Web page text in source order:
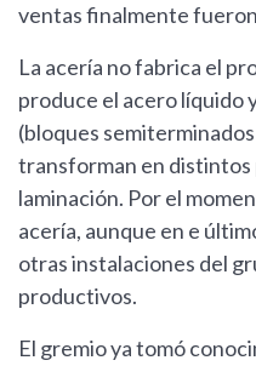
ventas finalmente
La acería no fabrica el
produce el acero líquido
(bloques
transforman en
laminación. Por el
acería, aunque en e
otras instalaciones del
productivos.
El gremio ya tomó